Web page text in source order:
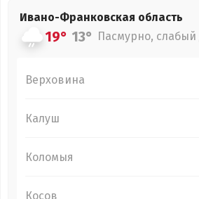
Ивано-Франковская область
19° 13° Пасмурно,
Верховина
Калуш
Коломыя
Косов